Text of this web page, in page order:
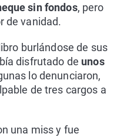
sin fondos, pero
de vanidad.
burlándose de sus
disfrutado de unos
lo denunciaron,
de tres cargos a
una miss y fue